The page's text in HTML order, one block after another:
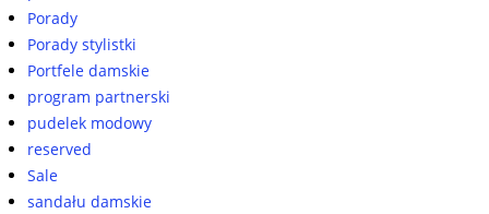
Porady
Porady stylistki
Portfele damskie
program partnerski
pudelek modowy
reserved
Sale
sandału damskie